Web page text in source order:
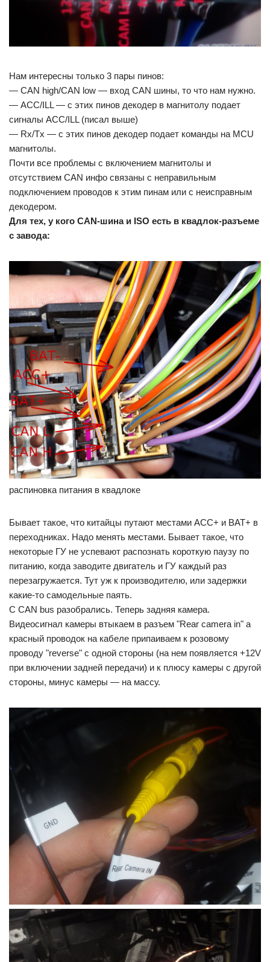
Нам интересны только 3 пары пинов:
— CAN high/CAN low — вход CAN шины, то что нам нужно.
— ACC/ILL — с этих пинов декодер в магнитолу подает
сигналы ACC/ILL (писал выше)
— Rx/Tx — с этих пинов декодер подает команды на MCU
магнитолы.
Почти все проблемы с включением магнитолы и
отсутствием CAN инфо связаны с неправильным
подключением проводов к этим пинам или с неисправным
декодером.
Для тех, у кого CAN-шина и ISO есть в квадлок-разъеме
с завода:
распиновка питания в квадлоке
Бывает такое, что китайцы путают местами ACC+ и BAT+ в
переходниках. Надо менять местами. Бывает такое, что
некоторые ГУ не успевают распознать короткую паузу по
питанию, когда заводите двигатель и ГУ каждый раз
перезагружается. Тут уж к производителю, или задержки
какие-то самодельные паять.
С CAN bus разобрались. Теперь задняя камера.
Видеосигнал камеры втыкаем в разъем "Rear camera in" а
красный проводок на кабеле припаиваем к розовому
проводу "reverse" с одной стороны (на нем появляется +12V
при включении задней передачи) и к плюсу камеры с другой
стороны, минус камеры — на массу.